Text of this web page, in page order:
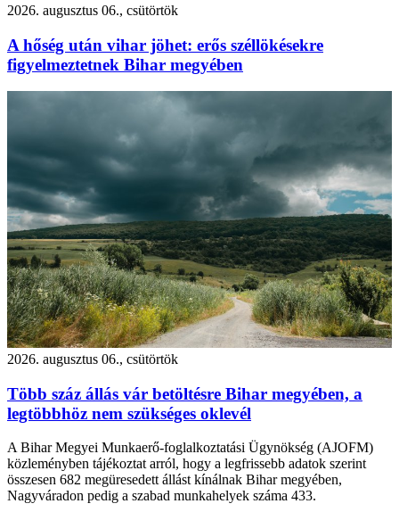
2026. augusztus 06., csütörtök
A hőség után vihar jöhet: erős széllökésekre
figyelmeztetnek Bihar megyében
2026. augusztus 06., csütörtök
Több száz állás vár betöltésre Bihar megyében, a
legtöbbhöz nem szükséges oklevél
A Bihar Megyei Munkaerő-foglalkoztatási Ügynökség (AJOFM)
közleményben tájékoztat arról, hogy a legfrissebb adatok szerint
összesen 682 megüresedett állást kínálnak Bihar megyében,
Nagyváradon pedig a szabad munkahelyek száma 433.